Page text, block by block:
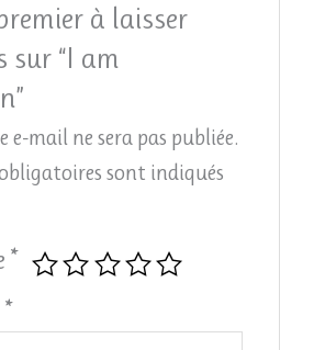
à laisser
sur “I am
e-mail ne sera pas publiée.
sont indiqués
*
*